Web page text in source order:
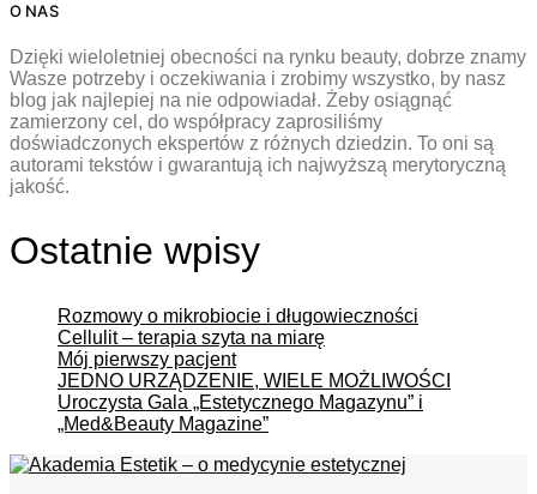
O NAS
Dzięki wieloletniej obecności na rynku beauty, dobrze znamy
Wasze potrzeby i oczekiwania i zrobimy wszystko, by nasz
blog jak najlepiej na nie odpowiadał. Żeby osiągnąć
zamierzony cel, do współpracy zaprosiliśmy
doświadczonych ekspertów z różnych dziedzin. To oni są
autorami tekstów i gwarantują ich najwyższą merytoryczną
jakość.
Ostatnie wpisy
Rozmowy o mikrobiocie i długowieczności
Cellulit – terapia szyta na miarę
Mój pierwszy pacjent
JEDNO URZĄDZENIE, WIELE MOŻLIWOŚCI
Uroczysta Gala „Estetycznego Magazynu” i
„Med&Beauty Magazine”